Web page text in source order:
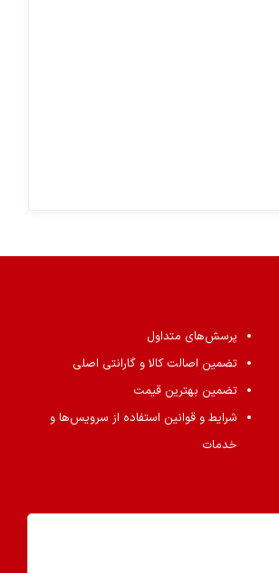
پرسش‌های متداول
تضمین اصالت کالا و گارانتی اصلی
تضمین بهترین قیمت
شرایط و قوانین استفاده از سرویس‌ها و
خدمات